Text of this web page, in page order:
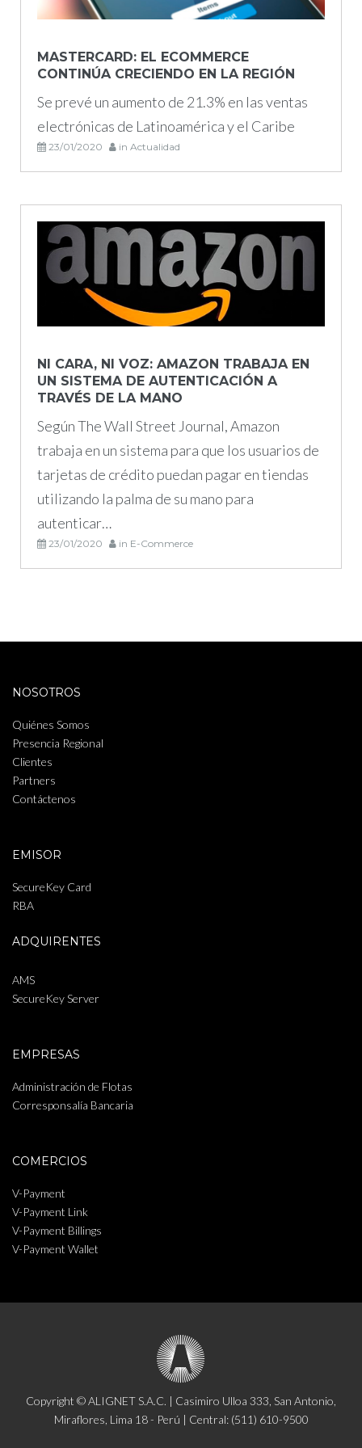
enero
de
2020
MASTERCARD: EL ECOMMERCE
CONTINÚA CRECIENDO EN LA REGIÓN
Se prevé un aumento de 21.3% en las ventas
electrónicas de Latinoamérica y el Caribe
23/01/2020 in Actualidad
NI CARA, NI VOZ: AMAZON TRABAJA EN
UN SISTEMA DE AUTENTICACIÓN A
TRAVÉS DE LA MANO
Según The Wall Street Journal, Amazon
trabaja en un sistema para que los usuarios de
tarjetas de crédito puedan pagar en tiendas
utilizando la palma de su mano para
autenticar…
23/01/2020 in E-Commerce
NOSOTROS
Quiénes Somos
Presencia Regional
Clientes
Partners
Contáctenos
EMISOR
SecureKey Card
RBA
ADQUIRENTES
AMS
SecureKey Server
EMPRESAS
Administración de Flotas
Corresponsalía Bancaria
COMERCIOS
V-Payment
V-Payment Link
V-Payment Billings
V-Payment Wallet
Copyright © ALIGNET S.A.C. | Casimiro Ulloa 333, San Antonio,
Miraflores, Lima 18 - Perú | Central: (511) 610-9500